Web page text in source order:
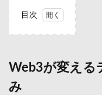
目次
える
デジ
タル
Web3が変える
み